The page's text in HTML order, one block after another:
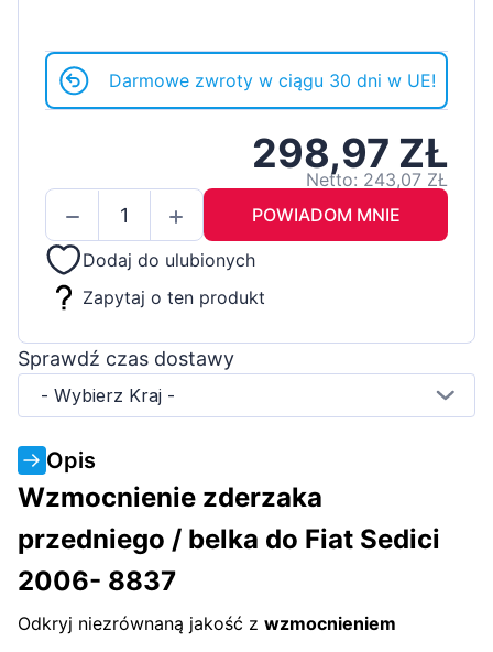
Darmowe zwroty w ciągu 30 dni w UE!
298,97 ZŁ
Netto: 243,07 ZŁ
POWIADOM MNIE
Dodaj do ulubionych
Zapytaj o ten produkt
Sprawdź czas dostawy
- Wybierz Kraj -
Opis
Wzmocnienie zderzaka
przedniego / belka do Fiat Sedici
2006- 8837
Odkryj niezrównaną jakość z wzmocnieniem